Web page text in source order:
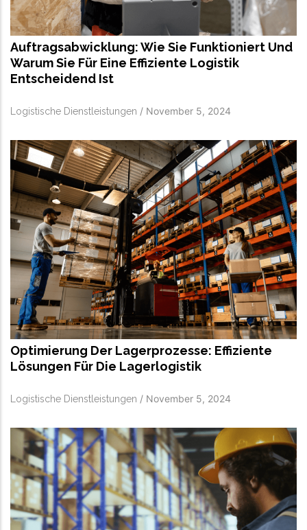
Auftragsabwicklung: Wie Sie Funktioniert Und
Warum Sie Für Eine Effiziente Logistik
Entscheidend Ist
Logistische Dienstleistungen / November 5, 2024
Optimierung Der Lagerprozesse: Effiziente
Lösungen Für Die Lagerlogistik
Logistische Dienstleistungen / November 5, 2024